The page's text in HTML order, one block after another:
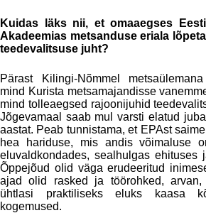
Kuidas läks nii, et omaaegses
Akadeemias metsanduse eriala
teedevalitsuse juht?
Pärast Kilingi-Nõmmel
mind Kurista metsamajandisse
mind tolleaegsed rajoonijuhid
Jõgevamaal saab mul varsti elatud
aastat. Peab tunnistama, et EPAst
hea hariduse, mis andis võimaluse
eluvaldkondades, sealhulgas ehituses
Õppejõud olid väga erudeeritud
ajad olid rasked ja töörohked,
ühtlasi praktiliseks eluks kaasa
kogemused.